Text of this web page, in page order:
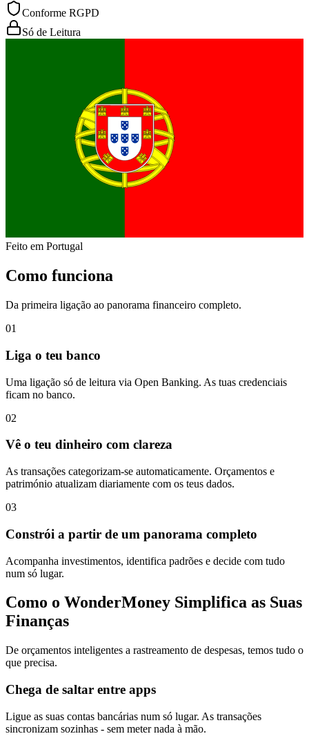
Conforme RGPD
Só de Leitura
Feito em Portugal
Como funciona
Da primeira ligação ao panorama financeiro completo.
01
Liga o teu banco
Uma ligação só de leitura via Open Banking. As tuas credenciais
ficam no banco.
02
Vê o teu dinheiro com clareza
As transações categorizam-se automaticamente. Orçamentos e
património atualizam diariamente com os teus dados.
03
Constrói a partir de um panorama completo
Acompanha investimentos, identifica padrões e decide com tudo
num só lugar.
Como o WonderMoney Simplifica as Suas
Finanças
De orçamentos inteligentes a rastreamento de despesas, temos tudo o
que precisa.
Chega de saltar entre apps
Ligue as suas contas bancárias num só lugar. As transações
sincronizam sozinhas - sem meter nada à mão.